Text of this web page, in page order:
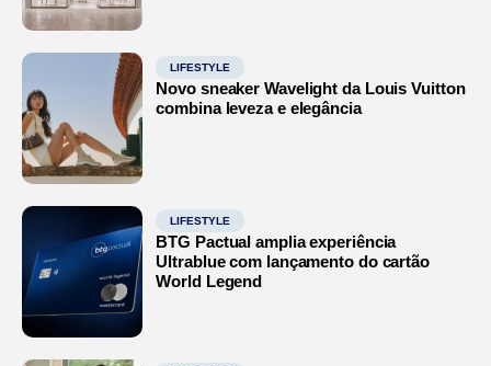
LIFESTYLE
Novo sneaker Wavelight da Louis Vuitton
combina leveza e elegância
LIFESTYLE
BTG Pactual amplia experiência
Ultrablue com lançamento do cartão
World Legend